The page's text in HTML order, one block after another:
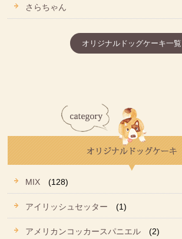
さらちゃん
オリジナルドッグケーキ一覧
MIX (128)
アイリッシュセッター (1)
アメリカンコッカースパニエル (2)